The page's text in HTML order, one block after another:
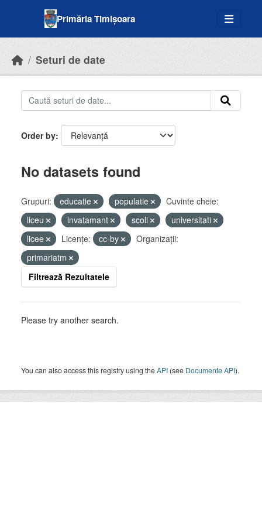
Primăria Timișoara
Seturi de date
Order by
No datasets found
Grupuri: educatie populatie
Cuvinte cheie:
liceu
invatamant scoli
universitati
licee
Licenţe: cc-by
Organizații:
primariatm
Filtrează Rezultatele
Please try another search.
You can also access this registry using theAPI (see Documente API).